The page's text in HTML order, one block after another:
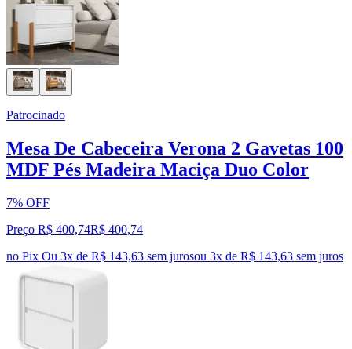
Patrocinado
Mesa De Cabeceira Verona 2 Gavetas 100
MDF Pés Madeira Maciça Duo Color
7% OFF
Preço R$ 400,74R$ 400,74
no Pix Ou 3x de R$ 143,63 sem jurosou 3x de R$ 143,63 sem juros